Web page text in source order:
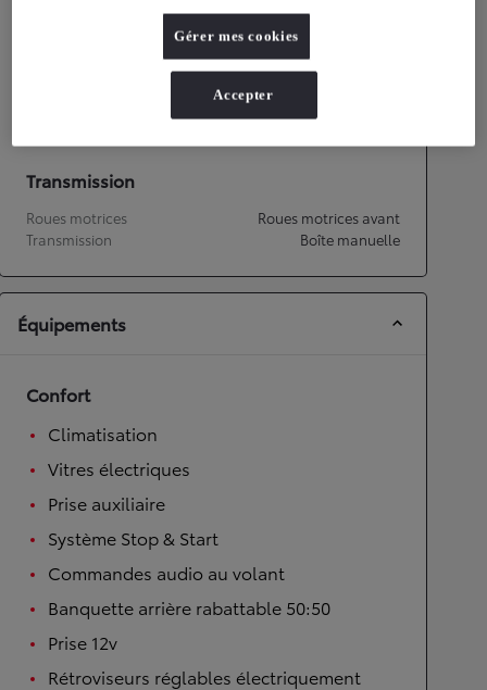
Accélération 0-100km/h
14,9
Transmission
Roues motrices
Roues motrices avant
Transmission
Boîte manuelle
Équipements
Confort
Climatisation
Vitres électriques
Prise auxiliaire
Système Stop & Start
Commandes audio au volant
Banquette arrière rabattable 50:50
Prise 12v
Rétroviseurs réglables électriquement
Gérer mes cookies
Accepter